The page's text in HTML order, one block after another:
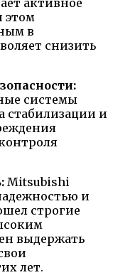
этом
в
снизить
системы
стабилизации и
Mitsubishi
и
строгие
выдержать
лет.